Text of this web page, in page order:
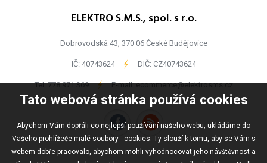
Tato webová stránka používá cookies
Abychom Vám dopřáli co nejlepší používání našeho webu, ukládáme do
Vašeho prohlížeče malé soubory - cookies. Ty slouží k tomu, aby se Vám s
webem dobře pracovalo, abychom mohli vyhodnocovat jeho návštěvnost a
ELEKTRO S.M.S., spol. s r.o.
Dobrovodská 43, 370 06 České Budějovice
IČ: 40743624 - DIČ: CZ40743624
Tel:778 971 369 - E-mail:ecommerce@elektrosms.cz